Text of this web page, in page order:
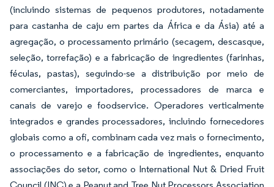
(incluindo sistemas de pequenos produtores, notadamente
para castanha de caju em partes da África e da Ásia) até a
agregação, o processamento primário (secagem, descasque,
seleção, torrefação) e a fabricação de ingredientes (farinhas,
féculas, pastas), seguindo-se a distribuição por meio de
comerciantes, importadores, processadores de marca e
canais de varejo e foodservice. Operadores verticalmente
integrados e grandes processadores, incluindo fornecedores
globais como a ofi, combinam cada vez mais o fornecimento,
o processamento e a fabricação de ingredientes, enquanto
associações do setor, como o International Nut & Dried Fruit